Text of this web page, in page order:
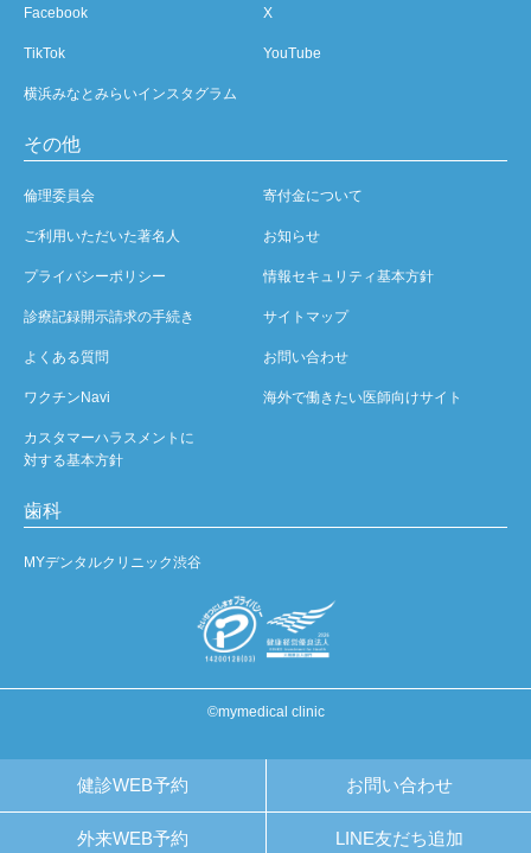
健診WEB予約 お問い合わせ
外来WEB予約 LINE友だち追加
Facebook X
TikTok YouTube
横浜みなとみらいインスタグラム
その他
倫理委員会 寄付金について
ご利用いただいた著名人 お知らせ
プライバシーポリシー 情報セキュリティ基本方針
診療記録開示請求の手続き サイトマップ
よくある質問 お問い合わせ
ワクチンNavi 海外で働きたい医師向けサイト
カスタマーハラスメントに
対する基本方針
歯科
MYデンタルクリニック渋谷
©mymedical clinic